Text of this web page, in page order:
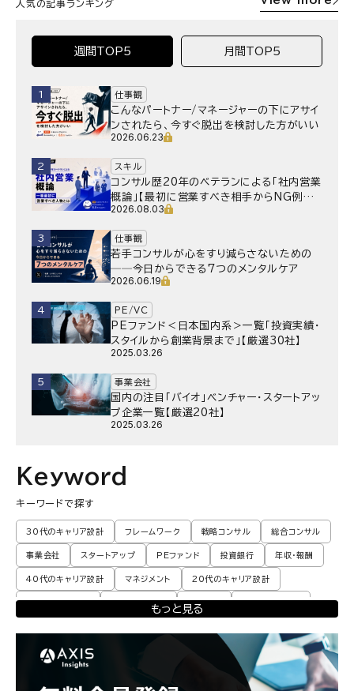
人気の記事ランキング
週間TOP5 月間TOP5
1 仕事観
こんなパートナー/マネージャーの下にアサイ
ンされたら、今すぐ脱出を検討した方がいい
2026.06.23
2 スキル
コンサル歴20年のベテランによる「社内営業
概論」【最初に営業すべき相手からNG例ま
で】
2026.08.03
3 仕事観
若手コンサルが心をすり減らさないための
──今日からできる7つのメンタルケア
2026.06.19
4 PE/VC
PEファンド＜日本国内系＞一覧「投資実績・
スタイルから創業背景まで」【厳選30社】
2025.03.26
5 事業会社
国内の注目「バイオ」ベンチャー・スタートアッ
プ企業一覧【厳選20社】
2025.03.26
Keyword
キーワードで探す
30代のキャリア設計 フレームワーク 戦略コンサル 総合コンサル
事業会社 スタートアップ PEファンド 投資銀行 年収・報酬
40代のキャリア設計 マネジメント 20代のキャリア設計
転職体験談・実例 プロモーション 業界動向 コンサル現場論
エンジニア 調査レポート 独立・フリーランス
パートナー
もっと見る